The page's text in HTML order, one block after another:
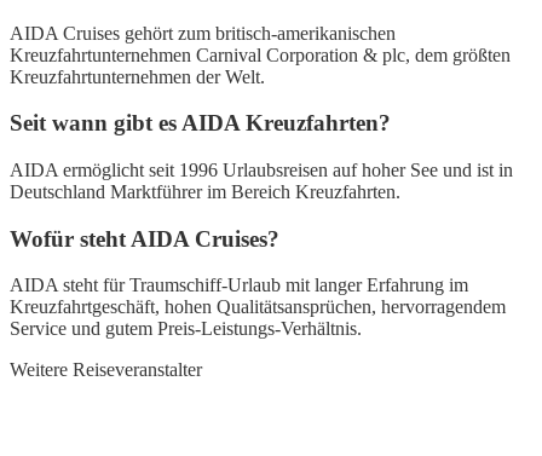
AIDA Cruises gehört zum britisch-amerikanischen
Kreuzfahrtunternehmen Carnival Corporation & plc, dem größten
Kreuzfahrtunternehmen der Welt.
Seit wann gibt es AIDA Kreuzfahrten?
AIDA ermöglicht seit 1996 Urlaubsreisen auf hoher See und ist in
Deutschland Marktführer im Bereich Kreuzfahrten.
Wofür steht AIDA Cruises?
AIDA steht für Traumschiff-Urlaub mit langer Erfahrung im
Kreuzfahrtgeschäft, hohen Qualitätsansprüchen, hervorragendem
Service und gutem Preis-Leistungs-Verhältnis.
Weitere Reiseveranstalter